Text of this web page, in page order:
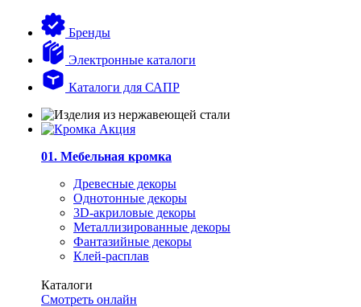
Бренды
Электронные каталоги
Каталоги для САПР
01. Мебельная кромка
Древесные декоры
Однотонные декоры
3D-акриловые декоры
Металлизированные декоры
Фантазийные декоры
Клей-расплав
Каталоги
Смотреть онлайн